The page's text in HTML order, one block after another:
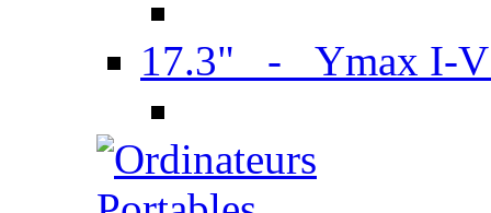
17.3" - Ymax I-